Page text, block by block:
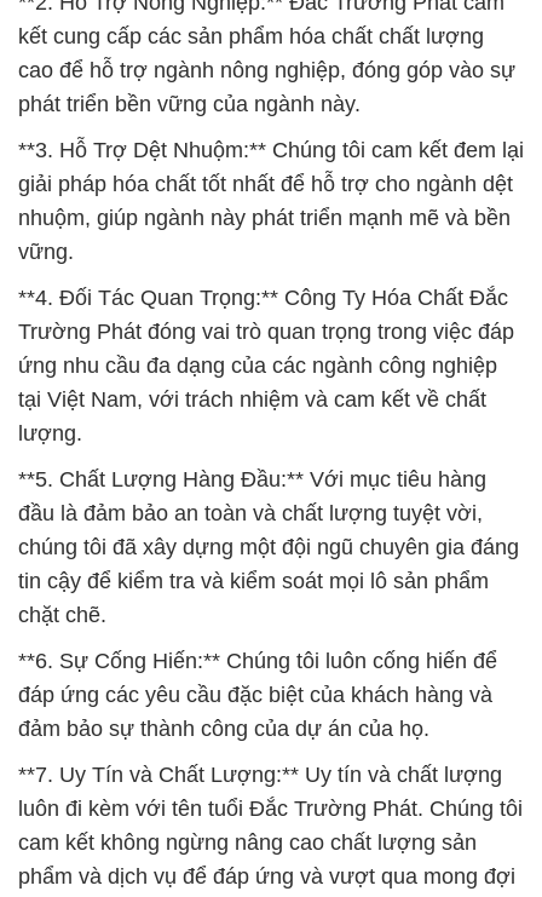
kết cung cấp các sản phẩm hóa chất chất lượng
cao để hỗ trợ ngành nông nghiệp, đóng góp vào sự
phát triển bền vững của ngành này.
**3. Hỗ Trợ Dệt Nhuộm:** Chúng tôi cam kết đem lại
giải pháp hóa chất tốt nhất để hỗ trợ cho ngành dệt
nhuộm, giúp ngành này phát triển mạnh mẽ và bền
vững.
**4. Đối Tác Quan Trọng:** Công Ty Hóa Chất Đắc
Trường Phát đóng vai trò quan trọng trong việc đáp
ứng nhu cầu đa dạng của các ngành công nghiệp
tại Việt Nam, với trách nhiệm và cam kết về chất
lượng.
**5. Chất Lượng Hàng Đầu:** Với mục tiêu hàng
đầu là đảm bảo an toàn và chất lượng tuyệt vời,
chúng tôi đã xây dựng một đội ngũ chuyên gia đáng
tin cậy để kiểm tra và kiểm soát mọi lô sản phẩm
chặt chẽ.
**6. Sự Cống Hiến:** Chúng tôi luôn cống hiến để
đáp ứng các yêu cầu đặc biệt của khách hàng và
đảm bảo sự thành công của dự án của họ.
**7. Uy Tín và Chất Lượng:** Uy tín và chất lượng
luôn đi kèm với tên tuổi Đắc Trường Phát. Chúng tôi
cam kết không ngừng nâng cao chất lượng sản
phẩm và dịch vụ để đáp ứng và vượt qua mong đợi